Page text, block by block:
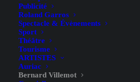
Publicité
Roland Garros
Spectacle & Évènements
Sport
Théâtre
Tourisme
ARTISTES
Auriac
Bernard Villemot